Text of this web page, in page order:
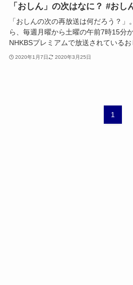
「おしん」の次はなに？ #おし
「おしんの次の再放送は何だろう？
ら、毎週月曜から土曜の午前7時15分
NHKBSプレミアムで放送されている
2020年1月7日 2020年3月25日
1